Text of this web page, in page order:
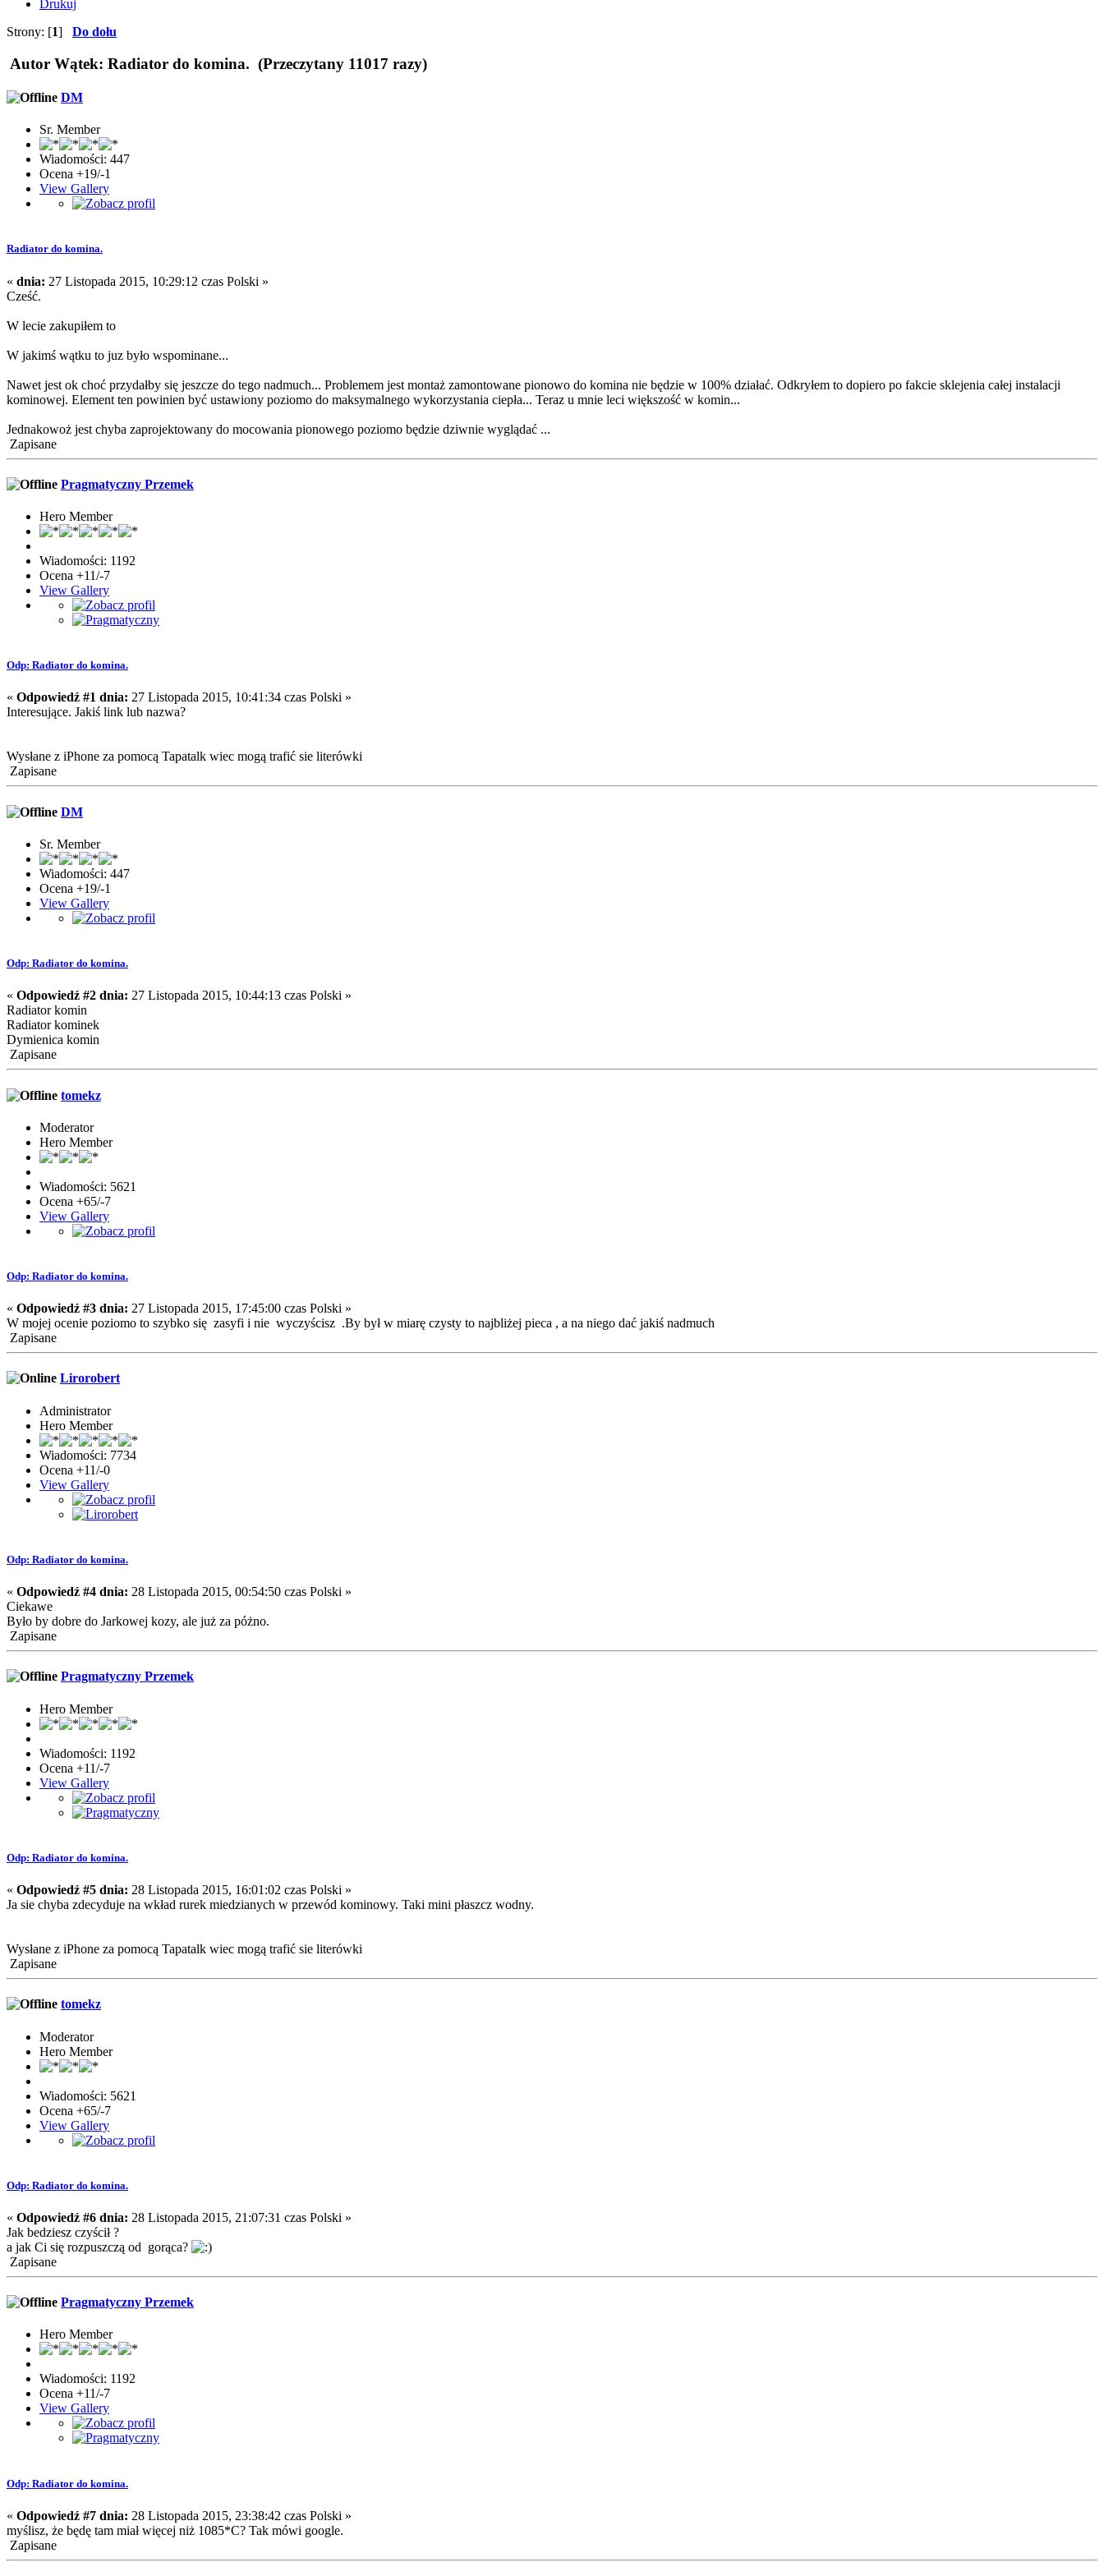
Drukuj
Strony: [1] Do dołu
Autor Wątek: Radiator do komina. (Przeczytany 11017 razy)
DM
Sr. Member
Wiadomości: 447
Ocena +19/-1
View Gallery
Radiator do komina.
« dnia: 27 Listopada 2015, 10:29:12 czas Polski »
Cześć.
W lecie zakupiłem to
W jakimś wątku to juz było wspominane...
Nawet jest ok choć przydałby się jeszcze do tego nadmuch... Problemem jest montaż zamontowane pionowo do komina nie będzie w 100% działać. Odkryłem to dopiero po fakcie sklejenia całej instalacji
kominowej. Element ten powinien być ustawiony poziomo do maksymalnego wykorzystania ciepła... Teraz u mnie leci większość w komin...
Jednakowoż jest chyba zaprojektowany do mocowania pionowego poziomo będzie dziwnie wyglądać ...
Zapisane
Pragmatyczny Przemek
Hero Member
Wiadomości: 1192
Ocena +11/-7
View Gallery
Odp: Radiator do komina.
« Odpowiedź #1 dnia: 27 Listopada 2015, 10:41:34 czas Polski »
Interesujące. Jakiś link lub nazwa?
Wysłane z iPhone za pomocą Tapatalk wiec mogą trafić sie literówki
Zapisane
DM
Sr. Member
Wiadomości: 447
Ocena +19/-1
View Gallery
Odp: Radiator do komina.
« Odpowiedź #2 dnia: 27 Listopada 2015, 10:44:13 czas Polski »
Radiator komin
Radiator kominek
Dymienica komin
Zapisane
tomekz
Moderator
Hero Member
Wiadomości: 5621
Ocena +65/-7
View Gallery
Odp: Radiator do komina.
« Odpowiedź #3 dnia: 27 Listopada 2015, 17:45:00 czas Polski »
W mojej ocenie poziomo to szybko się zasyfi i nie wyczyścisz .By był w miarę czysty to najbliżej pieca , a na niego dać jakiś nadmuch
Zapisane
Lirorobert
Administrator
Hero Member
Wiadomości: 7734
Ocena +11/-0
View Gallery
Odp: Radiator do komina.
« Odpowiedź #4 dnia: 28 Listopada 2015, 00:54:50 czas Polski »
Ciekawe
Było by dobre do Jarkowej kozy, ale już za póżno.
Zapisane
Pragmatyczny Przemek
Hero Member
Wiadomości: 1192
Ocena +11/-7
View Gallery
Odp: Radiator do komina.
« Odpowiedź #5 dnia: 28 Listopada 2015, 16:01:02 czas Polski »
Ja sie chyba zdecyduje na wkład rurek miedzianych w przewód kominowy. Taki mini płaszcz wodny.
Wysłane z iPhone za pomocą Tapatalk wiec mogą trafić sie literówki
Zapisane
tomekz
Moderator
Hero Member
Wiadomości: 5621
Ocena +65/-7
View Gallery
Odp: Radiator do komina.
« Odpowiedź #6 dnia: 28 Listopada 2015, 21:07:31 czas Polski »
Jak bedziesz czyścił ?
a jak Ci się rozpuszczą od gorąca?
Zapisane
Pragmatyczny Przemek
Hero Member
Wiadomości: 1192
Ocena +11/-7
View Gallery
Odp: Radiator do komina.
« Odpowiedź #7 dnia: 28 Listopada 2015, 23:38:42 czas Polski »
myślisz, że będę tam miał więcej niż 1085*C? Tak mówi google.
Zapisane